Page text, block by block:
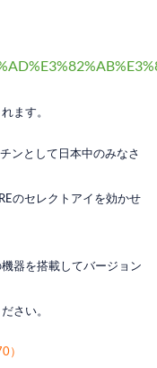
ます。
ンとして日本中のみなさ
のセレクトアイを効かせ
器を搭載してバージョン
さい。
）